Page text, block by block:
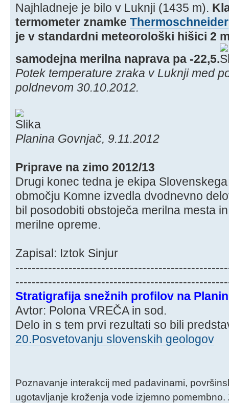
Najhladneje je bilo v Luknji (1435 m).
termometer znamke Thermoschneider
je v standardni meteorološki hišici 2
samodejna merilna naprava pa -22,5.
Potek temperature zraka v Luknji med
poldnevom 30.10.2012.
Planina Govnjač, 9.11.2012
Priprave na zimo 2012/13
Drugi konec tedna je ekipa
območju Komne izvedla dvodnevno
bil posodobiti obstoječa merilna mesta
merilne opreme.
Zapisal: Iztok Sinjur
Stratigrafija snežnih profilov na
Avtor: Polona VREČA in sod.
Delo in s tem prvi rezultati so bili
20.Posvetovanju slovenskih geologov
Poznavanje interakcij med padavinami,
ugotavljanje kroženja vode izjemno